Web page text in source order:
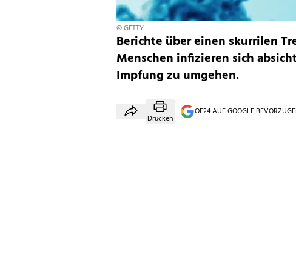
© GETTY
Berichte über einen skurrilen
Menschen infizieren sich
Impfung zu umgehen.
Drucken
OE24 AUF GOOGLE